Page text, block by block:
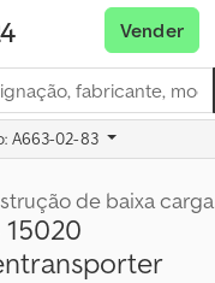
Vender
A663-02-83
de baixa carga
15020